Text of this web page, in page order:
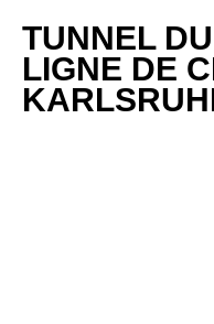
TUNNEL
LIGNE DE